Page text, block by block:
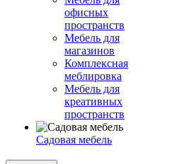
офисных
пространств
Мебель для
магазинов
Комплексная
меблировка
Мебель для
креативных
пространств
Садовая мебель